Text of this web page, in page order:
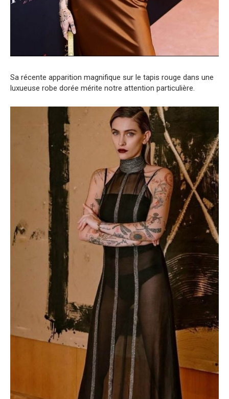
Sa récente apparition magnifique sur le tapis rouge dans une
luxueuse robe dorée mérite notre attention particulière.